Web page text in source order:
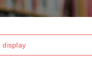
display